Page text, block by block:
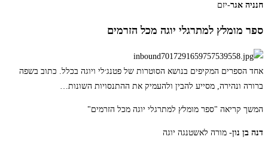
חנניה אגר-יזם
ספר מומלץ למתרגלי יוגה מכל הזרמים
אחד הספרים המקיפים בנושא הסוטרות של פטנג׳לי ויוגה בכלל. כתוב בשפה
ברורה ונהירה, מסייע להבין ולהעמיק את ההתנסויות השונות…
המשך קריאה"ספר מומלץ למתרגלי יוגה מכל הזרמים"
דנה בן נון- מורה לאשטנגה יוגה